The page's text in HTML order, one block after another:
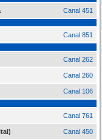
Canal 451
Canal 851
Canal 262
Canal 260
Canal 106
Canal 761
Canal 450